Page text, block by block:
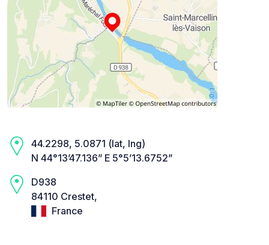
44.2298, 5.0871 (lat, lng)
N 44°13’47.136” E 5°5’13.6752”
D938
84110 Crestet,
France